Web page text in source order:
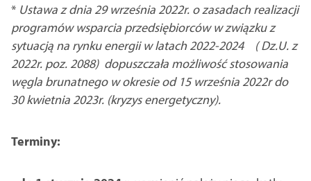
* Ustawa z dnia 29 września 2022r. o zasadach realizacji
programów wsparcia przedsiębiorców w związku z
sytuacją na rynku energii w latach 2022-2024 ( Dz.U. z
2022r. poz. 2088) dopuszczała możliwość stosowania
węgla brunatnego w okresie od 15 września 2022r do
30 kwietnia 2023r. (kryzys energetyczny).
Terminy: